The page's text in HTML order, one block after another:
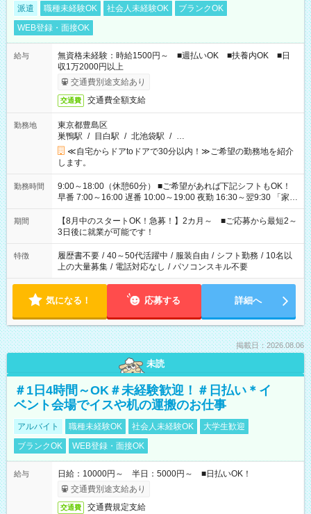
派遣 職種未経験OK 社会人未経験OK
ブランクOK
WEB登録・面接OK
給与
無資格未経験：時給1500円～ ■週払いOK ■扶養内OK ■日
収1万2000円以上
交通費別途支給あり
交通費 交通費全額支給
勤務地
東京都豊島区
巣鴨駅 / 目白駅 / 北池袋駅 / …
≪自宅からドアtoドアで30分以内！≫ご希望の勤務地を紹介
します。
勤務時間
9:00～18:00（休憩60分） ■ご希望があれば下記シフトもOK！
早番 7:00～16:00 遅番 10:00～19:00 夜勤 16:30～翌9:30 「家族
と休みを合わせたい」 「余裕を持って夕飯の準備がしたい」
「できれば残業はしたくない」 など、ご希望を教えてください
ね。 ※Wワーク希望の方へ 今ご覧のお仕事で希望する勤務時間
と、もう1つのお仕事の勤務時間。 合計で週40時間を超える場
合は応募できません。
期間
【8月中のスタートOK！急募！】2カ月～ ■ご応募から最短2～
3日後に就業が可能です！
特徴 履歴書不要 / 40～50代活躍中 / 服装自由 / シフト勤務 / 10名以
上の大量募集 / 電話対応なし / パソコンスキル不要
気になる！ 応募する 詳細へ
掲載日：2026.08.06
未読
＃1日4時間～OK＃未経験歓迎！＃日払い＊イ
ベント会場でイスや机の運搬のお仕事
アルバイト 職種未経験OK 社会人未経験OK
大学生歓迎
ブランクOK
WEB登録・面接OK
給与
日給：10000円～ 半日：5000円～ ■日払いOK！
交通費別途支給あり
交通費 交通費規定支給